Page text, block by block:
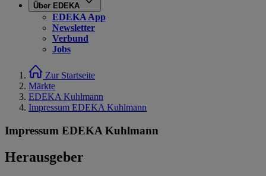
Über EDEKA
EDEKA App
Newsletter
Verbund
Jobs
Zur Startseite
Märkte
EDEKA Kuhlmann
Impressum EDEKA Kuhlmann
Impressum EDEKA Kuhlmann
Herausgeber